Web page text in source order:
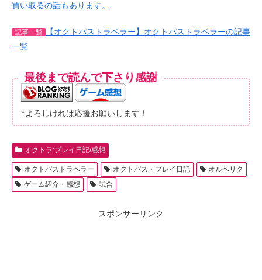
買い取るの話もあります。
記事一覧
【オクトパストラベラー】オクトパストラベラーの記事
一覧
最後まで読んで下さり感謝
↑よろしければ応援お願いします！
オクトラ:プレイ日記/感想
オクトパストラベラー オクトパス・プレイ日記
オルベリク
ゲーム紹介・感想
試合
スポンサーリンク